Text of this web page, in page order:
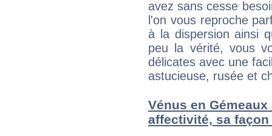
avez sans cesse
l'on vous reproche
à la dispersion ainsi
peu la vérité, vous
délicates avec une
astucieuse, rusée et
Vénus en
affectivité, sa